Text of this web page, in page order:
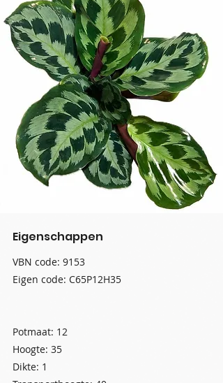
Eigenschappen
VBN code: 9153
Eigen code: C65P12H35
Potmaat: 12
Hoogte: 35
Dikte: 1